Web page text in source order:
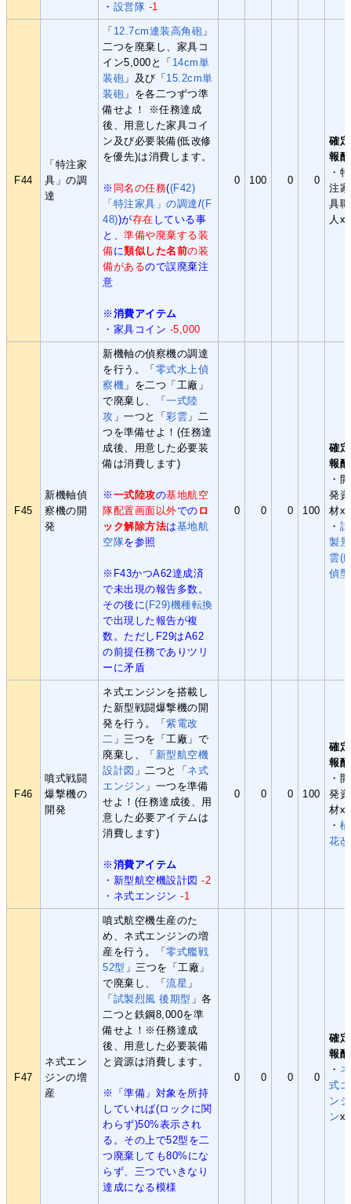
・ 設営隊 -1
F44
「特注家
具」の調
達
「 12.7cm連装高角砲 」
二つを廃棄し、家具コ
イン5,000と「 14cm単
装砲 」及び「15.2cm単
装砲 」を各二つずつ準
備せよ！ ※任務達成
後、用意した家具コイ
ン及び必要装備(低改修
を優先)は消費します。
※ 同名の任務((F42)
「特注家具」の調達/(F
48))が存在 している事
と、準備や廃棄する装
備に類似した名前の装
備があるので誤廃棄注
意
※ 消費アイテム
・家具コイン -5,000
0 100 0 0
確定
報酬
・特
注家
具職
人x1
F45
新機軸偵
察機の開
発
新機軸の偵察機の調達
を行う。「零式水上偵
察機 」を二つ「工廠」
で廃棄し、「一式陸
攻 」一つと「彩雲 」二
つを準備せよ！(任務達
成後、用意した必要装
備は消費します)
※ 一式陸攻の基地航空
隊配置画面以外での ロ
ック解除方法は基地航
空隊を参照
※F43かつA62達成済
で未出現の報告多数。
その後に(F29)機種転換
で出現した報告が複
数。ただしF29はA62
の前提任務でありツリ
ーに矛盾
0 0 0 100
確定
報酬
・開
発資
材x2
・ 試
製景
雲(
偵
F46
噴式戦闘
爆撃機の
開発
ネ式エンジンを搭載し
た新型戦闘爆撃機の開
発を行う。「紫電改
二 」三つを「工廠」で
廃棄し、「 新型航空機
設計図 」二つと「ネ式
エンジン 」一つを準備
せよ！(任務達成後、用
意した必要アイテムは
消費します)
※ 消費アイテム
・新型航空機設計図-2
・ネ式エンジン-1
0 0 0 100
確定
報酬
・開
発資
材x2
・ 橘
花改
F47
ネ式エン
ジンの増
産
噴式航空機生産のた
め、ネ式エンジンの増
産を行う。「零式艦戦
52型 」三つを「工廠」
で廃棄し、「流星 」
「試製烈風 後期型 」各
二つと鉄鋼8,000を準
備せよ！※任務達成
後、用意した必要装備
と資源は消費します。
※「準備」対象を所持
していれば(ロックに関
わらず)50%表示され
る。その上で52型を二
つ廃棄しても80%にな
らず、三つでいきなり
達成になる模様
0 0 0 0
確定
報酬
・ ネ
式エ
ンジ
ンx1